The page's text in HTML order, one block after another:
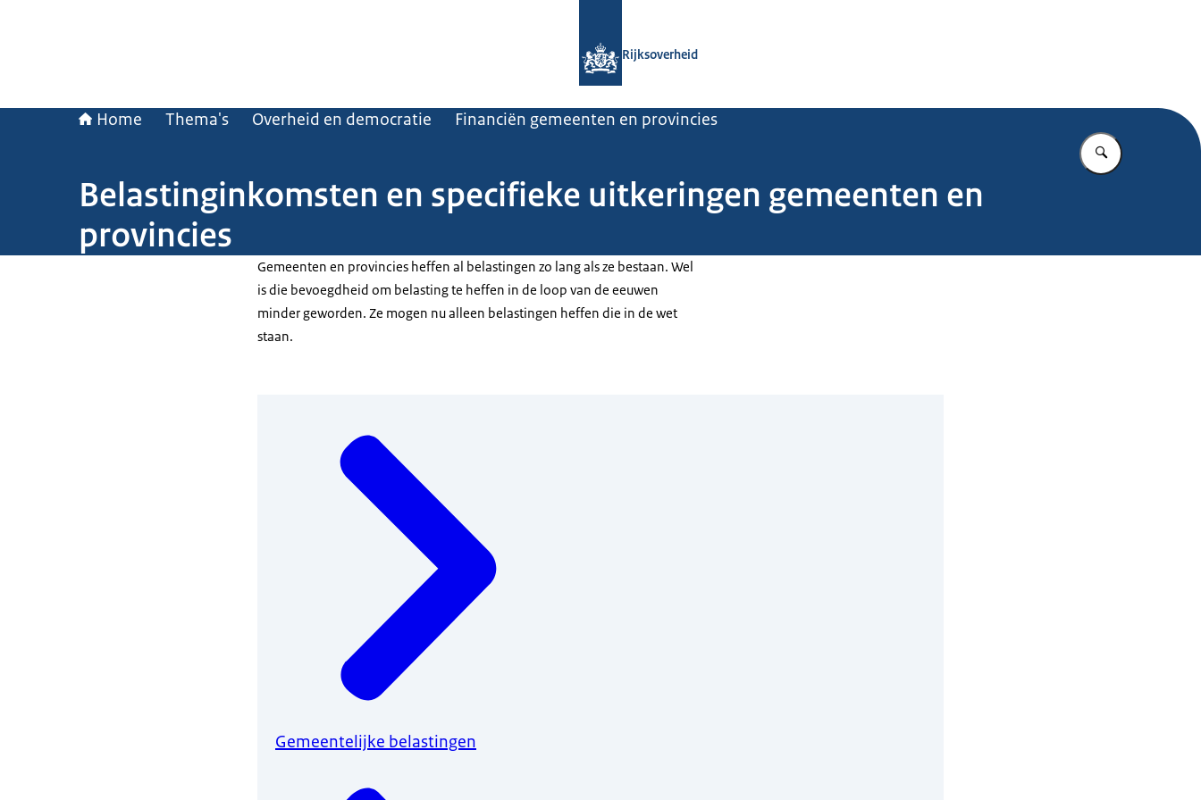
Rijksoverheid
Home Thema's Overheid en democratie Financiën gemeenten en provincies
Vul in wat u
Belastinginkomsten en specifieke uitkeringen gemeenten en
provincies
Gemeenten en provincies heffen al belastingen zo lang als ze bestaan. Wel
is die bevoegdheid om belasting te heffen in de loop van de eeuwen
minder geworden. Ze mogen nu alleen belastingen heffen die in de wet
staan.
Gemeentelijke belastingen